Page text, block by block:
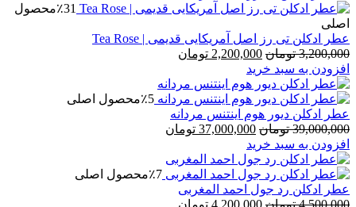
٪31محصول
اصلی
عطر ادکلن تی رز اصل آمریکایی قدیمی | Tea Rose
3,200,000 تومان قیمت
اصلی
3,200,000 تومان
بود.
2,200,000 تومان
است.
افزودن به سبد خرید
٪5محصول اصلی
عطر ادکلن دیور هوم اینتنس مردانه
39,000,000 تومان قیمت
اصلی
39,000,000 تومان
بود.
37,000,000 تومان
است.
افزودن به سبد خرید
٪7محصول اصلی
عطر ادکلن رد جول احمد المغربی
4,500,000 تومان قیمت
4,200,000 تومان